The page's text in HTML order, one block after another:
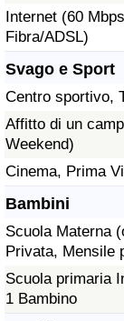
Internet (60
Fibra/ADSL)
Svago e Sport
Centro sportivo,
Affitto di un
Weekend)
Cinema, Prima
Bambini
Scuola Materna
Privata, Mensile
Scuola primaria
1 Bambino